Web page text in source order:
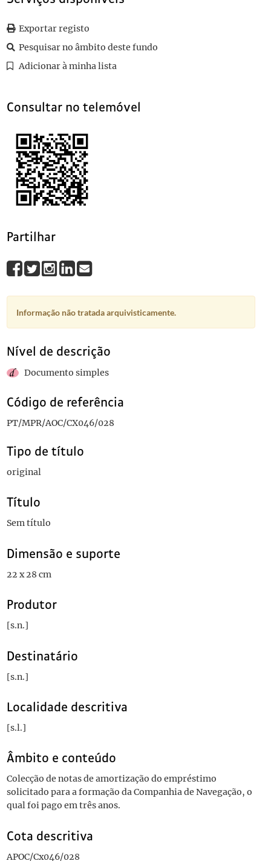
030 Sem título 1927-09-04
032 Sem título
033 Sem título 1904
(...)
Exportar registo
Pesquisar no âmbito deste fundo
Adicionar à minha lista
Consultar no telemóvel
Partilhar
Informação não tratada arquivisticamente.
Nível de descrição
Documento simples
Código de referência
PT/MPR/AOC/CX046/028
Tipo de título
original
Título
Sem título
Dimensão e suporte
22 x 28 cm
Produtor
[s.n.]
Destinatário
[s.n.]
Localidade descritiva
[s.l.]
Âmbito e conteúdo
Colecção de notas de amortização do empréstimo
solicitado para a formação da Companhia de Navegação, o
qual foi pago em três anos.
Cota descritiva
APOC/Cx046/028